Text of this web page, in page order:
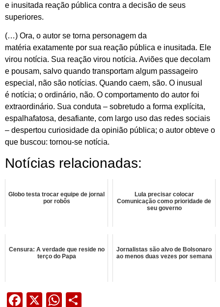
e inusitada reação pública contra a decisão de seus
superiores.
(…) Ora, o autor se torna personagem da
matéria exatamente por sua reação pública e inusitada. Ele
virou notícia. Sua reação virou notícia. Aviões que decolam
e pousam, salvo quando transportam algum passageiro
especial, não são notícias. Quando caem, são. O inusual
é notícia; o ordinário, não. O comportamento do autor foi
extraordinário. Sua conduta – sobretudo a forma explícita,
espalhafatosa, desafiante, com largo uso das redes sociais
– despertou curiosidade da opinião pública; o autor obteve o
que buscou: tornou-se notícia.
Notícias relacionadas:
Globo testa trocar equipe de jornal
por robôs
Lula precisar colocar
Comunicação como prioridade de
seu governo
Censura: A verdade que reside no
terço do Papa
Jornalistas são alvo de Bolsonaro
ao menos duas vezes por semana
Facebook
X WhatsApp